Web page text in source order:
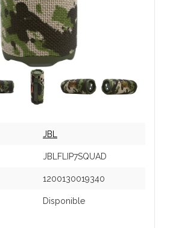
JBL
JBLFLIP7SQUAD
1200130019340
Disponible